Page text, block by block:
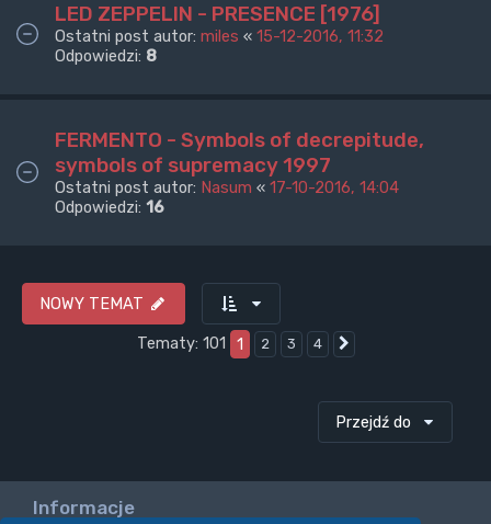
LED ZEPPELIN - PRESENCE [1976]
Ostatni post autor: miles « 15-12-2016, 11:32
Odpowiedzi: 8
FERMENTO - Symbols of decrepitude,
symbols of supremacy 1997
Ostatni post autor: Nasum « 17-10-2016, 14:04
Odpowiedzi: 16
NOWY TEMAT
Tematy: 101
1 2 3 4
Przejdź do
Informacje